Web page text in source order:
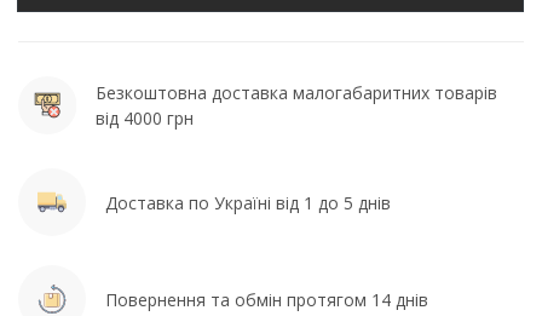
Безкоштовна доставка малогабаритних товарів
від 4000 грн
Доставка по Україні від 1 до 5 днів
Повернення та обмін протягом 14 днів